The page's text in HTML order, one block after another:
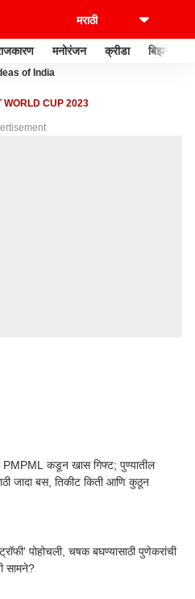
मनोरंजन क्रीडा बिझनेस
of India
WORLD CUP 2023
PMPML कडून खास गिफ्ट; पुण्यातील
जादा बस, तिकीट किती आणि कुठून
पोहोचली, चषक बघण्यासाठी पुणेकरांची
सामने?